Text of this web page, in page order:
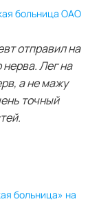
больница ОАО
отправил на
Лег на
а не мажу
точный
больница» на